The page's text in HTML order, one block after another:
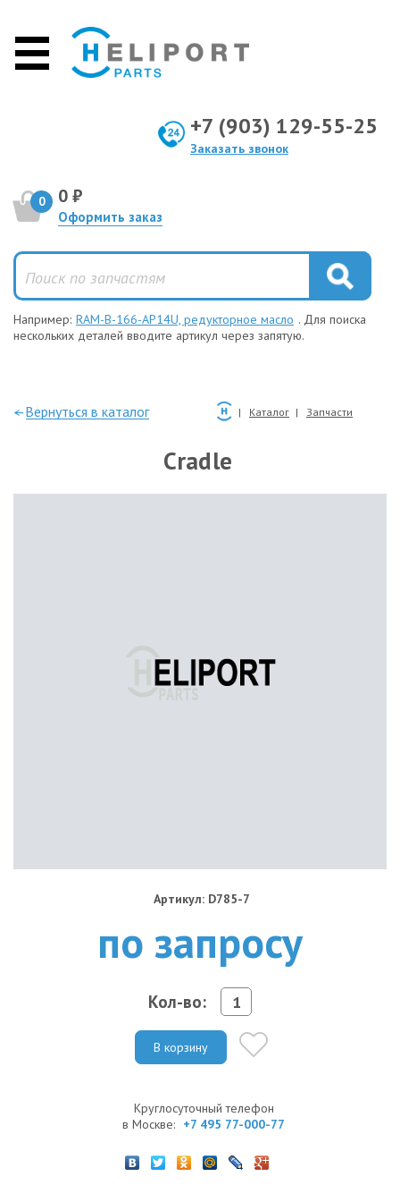
+7 (903) 129-55-25
Заказать звонок
0 0 ₽
Оформить заказ
Например: RAM-B-166-AP14U, редукторное масло . Для поиска
нескольких деталей вводите артикул через запятую.
—Вернуться в каталог Каталог Запчасти
Cradle
Артикул: D785-7
по запросу
Кол-во:
В корзину
Круглосуточный телефон
в Москве: +7 495 77-000-77